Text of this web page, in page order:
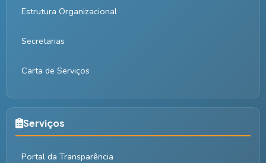
Estrutura Organizacional
Secretarias
Carta de Serviços
Serviços
Portal da Transparência